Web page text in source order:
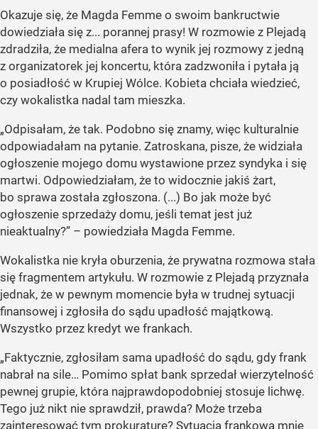
Okazuje się, że Magda Femme o swoim bankructwie
dowiedziała się z... porannej prasy! W rozmowie z Plejadą
zdradziła, że medialna afera to wynik jej rozmowy z jedną
z organizatorek jej koncertu, która zadzwoniła i pytała ją
o posiadłość w Krupiej Wólce. Kobieta chciała wiedzieć,
czy wokalistka nadal tam mieszka.
„Odpisałam, że tak. Podobno się znamy, więc kulturalnie
odpowiadałam na pytanie. Zatroskana, pisze, że widziała
ogłoszenie mojego domu wystawione przez syndyka i się
martwi. Odpowiedziałam, że to widocznie jakiś żart,
bo sprawa została zgłoszona. (...) Bo jak może być
ogłoszenie sprzedaży domu, jeśli temat jest już
nieaktualny?” – powiedziała Magda Femme.
Wokalistka nie kryła oburzenia, że prywatna rozmowa stała
się fragmentem artykułu. W rozmowie z Plejadą przyznała
jednak, że w pewnym momencie była w trudnej sytuacji
finansowej i zgłosiła do sądu upadłość majątkową.
Wszystko przez kredyt we frankach.
„Faktycznie, zgłosiłam sama upadłość do sądu, gdy frank
nabrał na sile… Pomimo spłat bank sprzedał wierzytelność
pewnej grupie, która najprawdopodobniej stosuje lichwę.
Tego już nikt nie sprawdził, prawda? Może trzeba
zainteresować tym prokuraturę? Sytuacja frankowa mnie